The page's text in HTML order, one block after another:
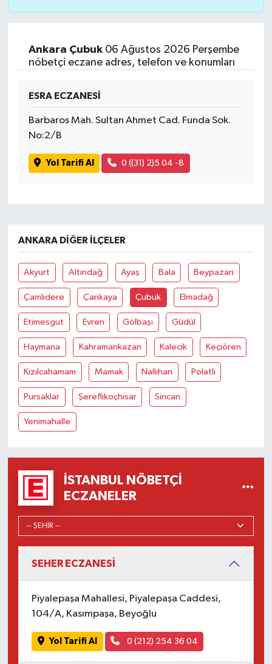
Ankara Çubuk06 Ağustos 2026 Perşembe
nöbetçi eczane adres, telefon ve konumları
ESRA ECZANESİ
Barbaros Mah. Sultan Ahmet Cad. Funda Sok.
No:2/B
Yol Tarifi Al 0 ((31) 2)5 04 -8
ANKARA DIĞER İLÇELER
Akyurt Altındağ Ayaş Bala Beypazarı
Çamlıdere Çankaya Çubuk Elmadağ
Etimesgut Evren Gölbaşı Güdül
Haymana Kahramankazan Kalecik Keçiören
Kızılcahamam Mamak Nallıhan Polatlı
Pursaklar Şereflikoçhisar Sincan
Yenimahalle
İSTANBUL NÖBETÇI
ECZANELER
SEHER ECZANESİ
Piyalepaşa Mahallesi, Piyalepaşa Caddesi,
104/A, Kasımpaşa, Beyoğlu
Yol Tarifi Al 0 (212) 254 36 04